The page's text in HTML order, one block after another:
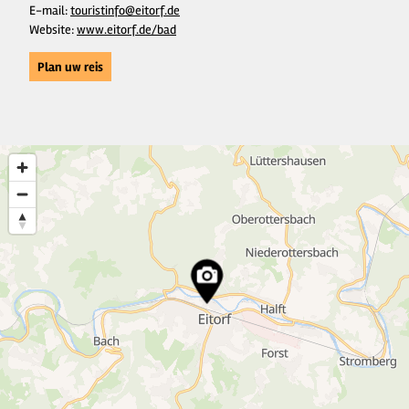
E-mail:touristinfo@eitorf.de
Website:www.eitorf.de/bad
Plan uw reis
36